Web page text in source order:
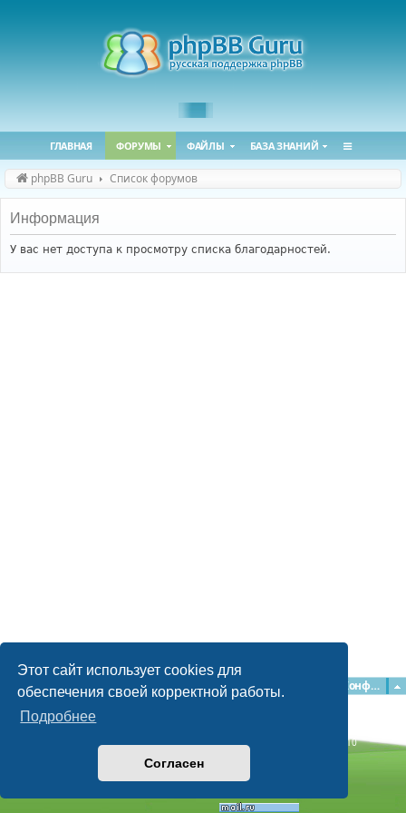
Этот сайт использует cookies для
обеспечения своей корректной работы.
Подробнее
Согласен
ГЛАВНАЯ ФОРУМЫ ФАЙЛЫ БАЗА ЗНАНИЙ
phpBB Guru Список форумов
Информация
У вас нет доступа к просмотру списка благодарностей.
Главная Форумы Конфиденциальность
Наша команда
Time: 0.042s| Peak Memory Usage: 2.15 МБ | GZIP: Off |
Queries: 10
© phpBB Guru, 2004—2026
Powered by
Style byArtodia